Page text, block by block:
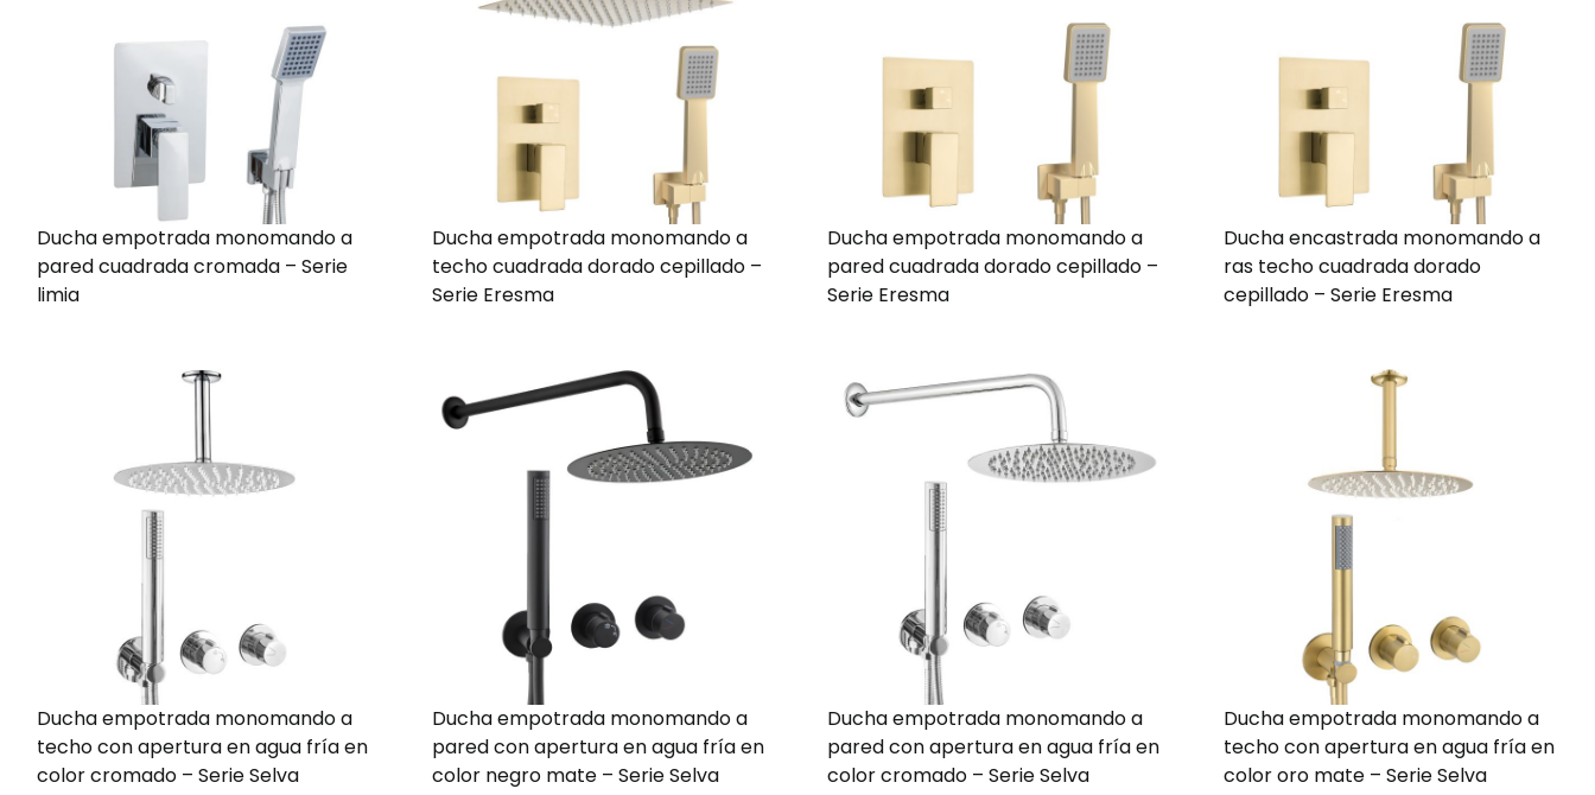
Ducha empotrada monomando a
pared cuadrada cromada – Serie
limia
Ducha empotrada monomando a
techo cuadrada dorado cepillado –
Serie Eresma
Ducha empotrada monomando a
pared cuadrada dorado cepillado –
Serie Eresma
Ducha encastrada monomando a
ras techo cuadrada dorado
cepillado – Serie Eresma
Ducha empotrada monomando a
techo con apertura en agua fría en
color cromado – Serie Selva
Ducha empotrada monomando a
pared con apertura en agua fría en
color negro mate – Serie Selva
Ducha empotrada monomando a
pared con apertura en agua fría en
color cromado – Serie Selva
Ducha empotrada monomando a
techo con apertura en agua fría en
color oro mate – Serie Selva